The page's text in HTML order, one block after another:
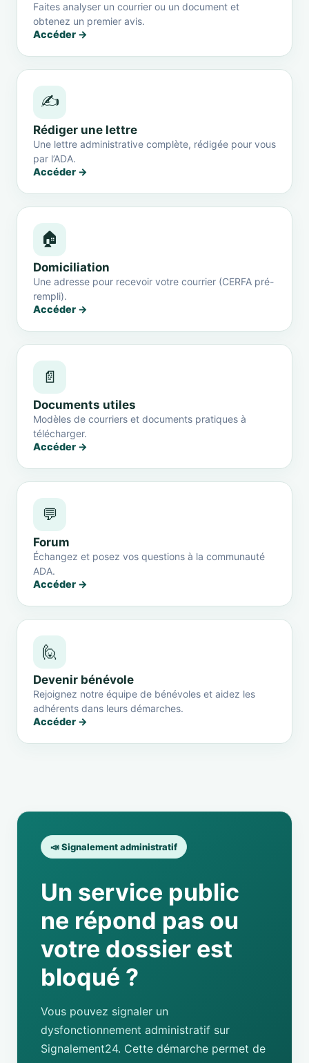
Faites analyser un courrier ou un document et
obtenez un premier avis.
Accéder →
✍️
Rédiger une lettre
Une lettre administrative complète, rédigée pour vous
par l’ADA.
Accéder →
🏠
Domiciliation
Une adresse pour recevoir votre courrier (CERFA pré-
rempli).
Accéder →
📄
Documents utiles
Modèles de courriers et documents pratiques à
télécharger.
Accéder →
💬
Forum
Échangez et posez vos questions à la communauté
ADA.
Accéder →
🙋
Devenir bénévole
Rejoignez notre équipe de bénévoles et aidez les
adhérents dans leurs démarches.
Accéder →
📣 Signalement administratif
Un service public
ne répond pas ou
votre dossier est
bloqué ?
Vous pouvez signaler un
dysfonctionnement administratif sur
Signalement24. Cette démarche permet de